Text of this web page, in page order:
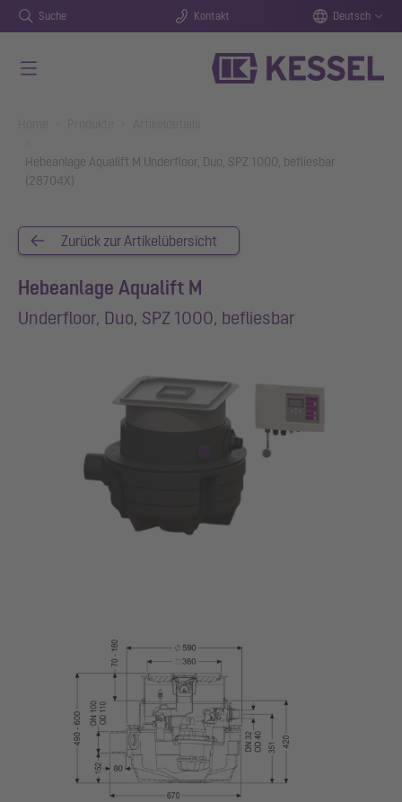
Suche Kontakt Deutsch
Hebeanlage Aqualift M Underfloor, Duo, SPZ 1000, befliesbar
(28704X)
Zurück zur Artikelübersicht
Hebeanlage Aqualift M
Underfloor, Duo, SPZ 1000, befliesbar